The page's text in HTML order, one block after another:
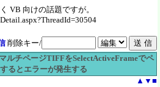
VB 向けの話題ですが。
削除キー/
ルチページTIFFをSelectActiveFrameでペ
るとエラーが発生する
▲ ▼ ■